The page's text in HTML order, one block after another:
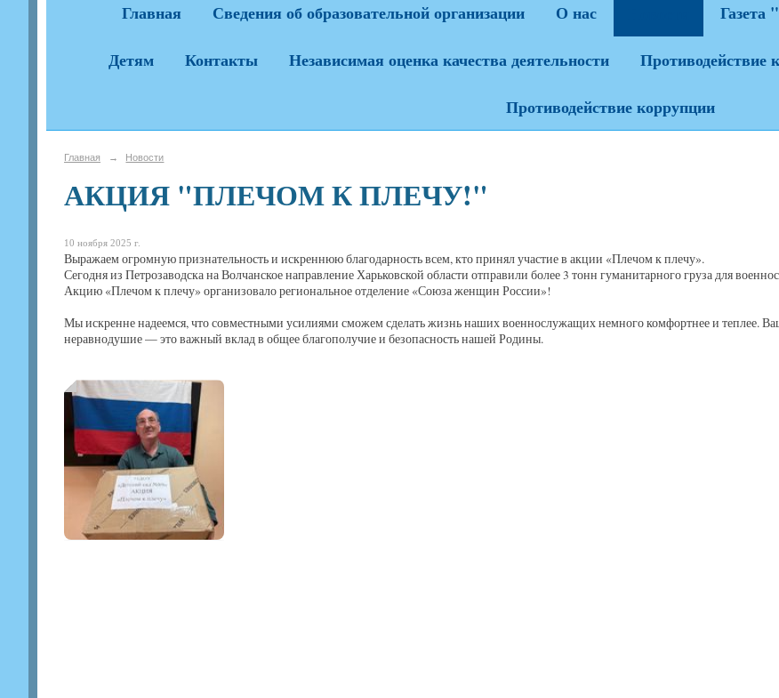
Главная Сведения об образовательной организации О нас
Детям Контакты Независимая оценка качества деятельности Противодействие
Противодействие коррупции
Главная → Новости
АКЦИЯ "ПЛЕЧОМ К ПЛЕЧУ!"
10 ноября 2025 г.
Выражаем огромную признательность и искреннюю благодарность всем, кто принял участие в акции «Плечом к плечу».
Сегодня из Петрозаводска на Волчанское направление Харьковской области отправили более 3 тонн гуманитарного груза для
Акцию «Плечом к плечу» организовало региональное отделение «Союза женщин России»!
Мы искренне надеемся, что совместными усилиями сможем сделать жизнь наших военнослужащих немного комфортнее и теплее.
неравнодушие — это важный вклад в общее благополучие и безопасность нашей Родины.